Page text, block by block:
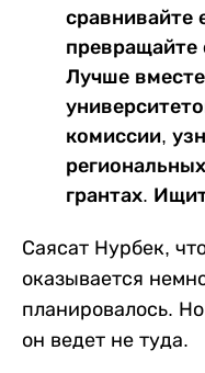
сравнивайте
превращайте
Лучше
комиссии,
грантах.
Саясат Нурбек,
оказывается
планировалось.
он ведет не туда.